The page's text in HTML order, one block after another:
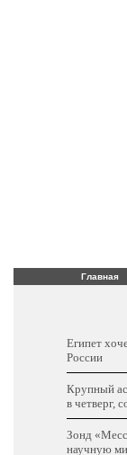
Главная
Египет
России
Крупный
в четверг,
Зонд
научную